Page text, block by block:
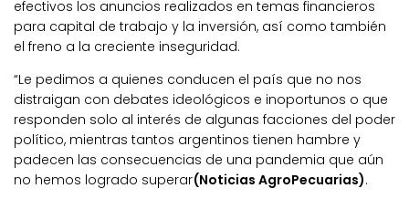
efectivos los anuncios realizados en temas financieros
para capital de trabajo y la inversión, así como también
el freno a la creciente inseguridad.
“Le pedimos a quienes conducen el país que no nos
distraigan con debates ideológicos e inoportunos o que
responden solo al interés de algunas facciones del poder
político, mientras tantos argentinos tienen hambre y
padecen las consecuencias de una pandemia que aún
no hemos logrado superar(Noticias AgroPecuarias).